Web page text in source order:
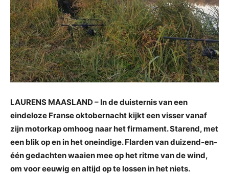
LAURENS MAASLAND – In de duisternis van een
eindeloze Franse oktobernacht kijkt een visser vanaf
zijn motorkap omhoog naar het firmament. Starend, met
een blik op en in het oneindige. Flarden van duizend-en-
één gedachten waaien mee op het ritme van de wind,
om voor eeuwig en altijd op te lossen in het niets.